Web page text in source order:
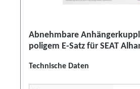
Abnehmbare
poligem E-Satz für SEAT
Technische Daten